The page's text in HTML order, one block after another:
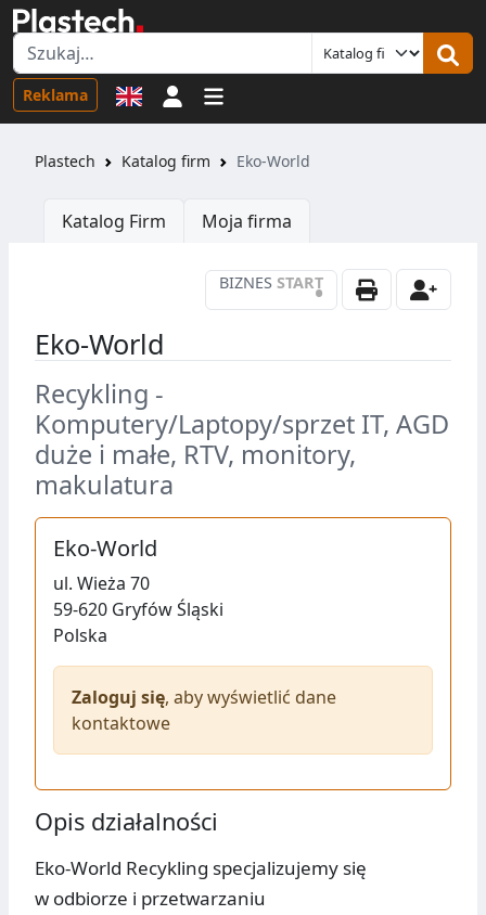
Reklama Logowanie
Plastech Katalog firm Eko-World
Katalog Firm Moja firma
BIZNES START
•
Eko-World
Recykling -
Komputery/Laptopy/sprzet IT, AGD
duże i małe, RTV, monitory,
makulatura
Eko-World
ul. Wieża 70
59-620 Gryfów Śląski
Polska
Zaloguj się, aby wyświetlić dane
kontaktowe
Opis działalności
Eko-World Recykling specjalizujemy się
w odbiorze i przetwarzaniu